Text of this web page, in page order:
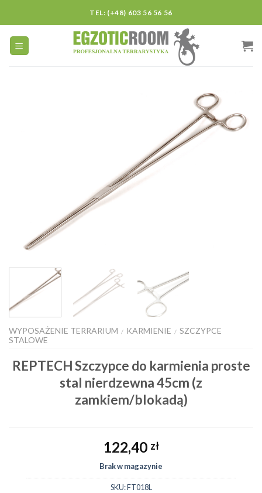
content
TEL: (+48) 603 56 56 56
WYPOSAŻENIE TERRARIUM / KARMIENIE / SZCZYPCE
STALOWE
REPTECH Szczypce do karmienia proste
stal nierdzewna 45cm (z
zamkiem/blokadą)
122,40 zł
Brak w magazynie
SKU:FT018L